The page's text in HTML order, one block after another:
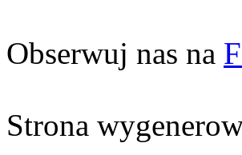
Obserwuj nas na
Strona